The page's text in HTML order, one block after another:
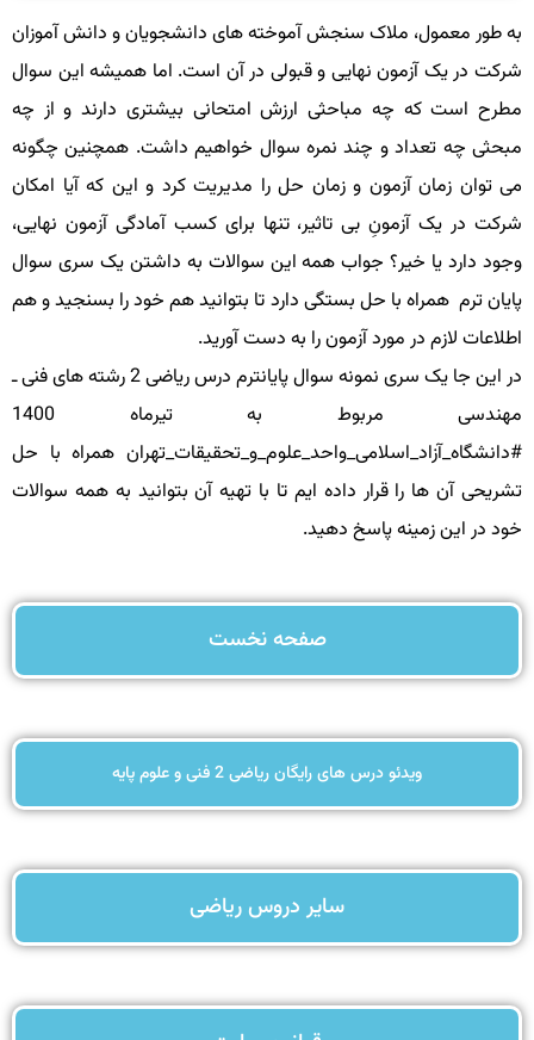
به طور معمول، ملاک سنجش آموخته های دانشجویان و دانش آموزان
شرکت در یک آزمون نهایی و قبولی در آن است. اما همیشه این سوال
مطرح است که چه مباحثی ارزش امتحانی بیشتری دارند و از چه
مبحثی چه تعداد و چند نمره سوال خواهیم داشت. همچنین چگونه
می توان زمان آزمون و زمان حل را مدیریت کرد و این که آیا امکان
شرکت در یک آزمونِ بی تاثیر، تنها برای کسب آمادگی آزمون نهایی،
وجود دارد یا خیر؟ جواب همه این سوالات به داشتن یک سری سوال
پایان ترم همراه با حل بستگی دارد تا بتوانید هم خود را بسنجید و هم
اطلاعات لازم در مورد آزمون را به دست آورید.
در این جا یک سری نمونه سوال پایانترم درس ریاضی 2 رشته های فنی ـ
مهندسی مربوط به تیرماه 1400
#دانشگاه_آزاد_اسلامی_واحد_علوم_و_تحقیقات_تهران همراه با حل
تشریحی آن ها را قرار داده ایم تا با تهیه آن بتوانید به همه سوالات
خود در این زمینه پاسخ دهید.
صفحه نخست
ویدئو درس های رایگان ریاضی 2 فنی و علوم پایه
سایر دروس ریاضی